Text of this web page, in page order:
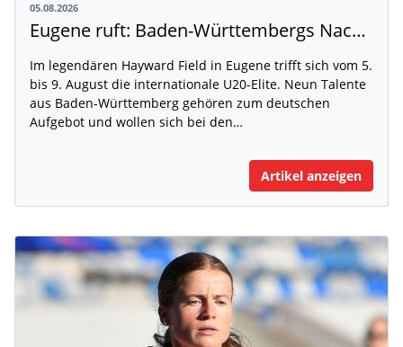
05.08.2026
Eugene ruft: Baden-Württembergs Nachwuchs greift nach der Weltspitze
Im legendären Hayward Field in Eugene trifft sich vom 5.
bis 9. August die internationale U20-Elite. Neun Talente
aus Baden-Württemberg gehören zum deutschen
Aufgebot und wollen sich bei den…
Artikel anzeigen